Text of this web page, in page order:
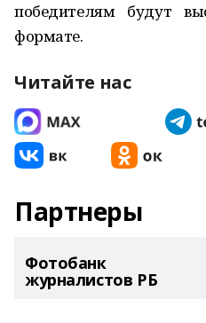
победителям будут
формате.
Читайте нас
Партнеры
Фотобанк
журналистов РБ